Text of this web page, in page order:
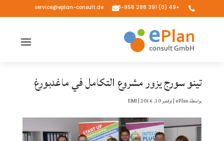

+49 (0) 391 288 98-958

service@eplan-consult.de
تينو سورج يزور مشروع التكامل في ماغدبورغ
بواسطةePlan
|نوفمبر 10, 2016 |
EMI